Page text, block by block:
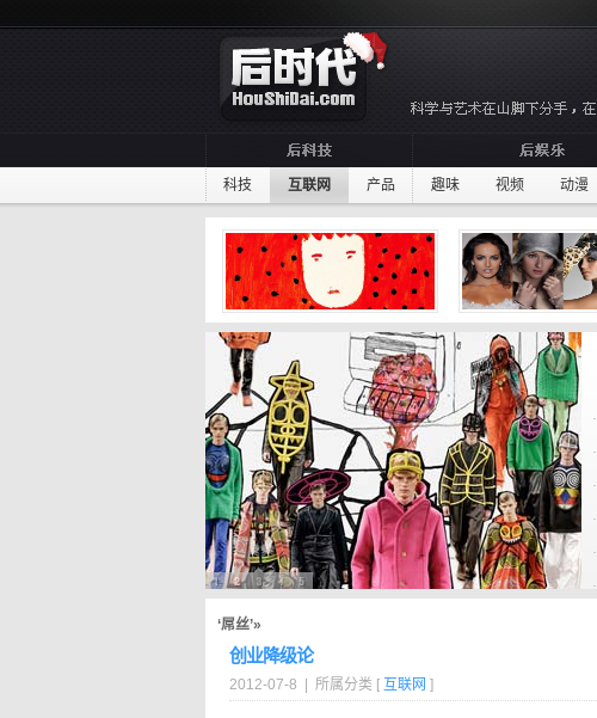
科技 互联网 产品 趣味 视频 动漫
‘屌丝’»
创业降级论
2012-07-8 | 所属分类 [ 互联网 ]